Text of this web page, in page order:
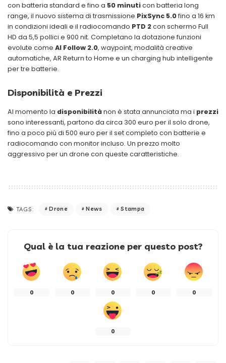
con batteria standard e fino a 50 minuticon batteria long
range, il nuovo sistema di trasmissione PixSync 5.0fino a 16 km
in condizioni ideali e il radiocomando PTD 2con schermo Full
HD da 5,5 pollici e 900 nit. Completano la dotazione funzioni
evolute come AI Follow 2.0, waypoint, modalità creative
automatiche, AR Return to Home e un charging hub intelligente
per tre batterie.
Disponibilità e Prezzi
Al momento la disponibilitànon è stata annunciata ma i prezzi
sono interessanti, partono da circa 300 euro per il solo drone,
fino a poco più di 500 euro per il set completo con batterie e
radiocomando con monitor incluso. Un prezzo molto
aggressivo per un drone con queste caratteristiche.
TAGS: Drone News Stampa
Qual è la tua reazione per questo post?
0 0 0 0 0
0